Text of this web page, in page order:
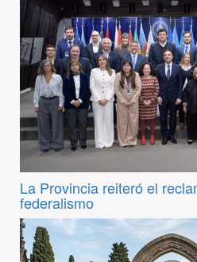
La Provincia reiteró el
federalismo